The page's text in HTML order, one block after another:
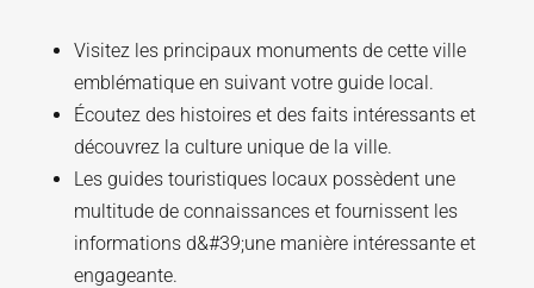
Visitez les principaux monuments de cette ville
emblématique en suivant votre guide local.
Écoutez des histoires et des faits intéressants et
découvrez la culture unique de la ville.
Les guides touristiques locaux possèdent une
multitude de connaissances et fournissent les
informations d&#39;une manière intéressante et
engageante.